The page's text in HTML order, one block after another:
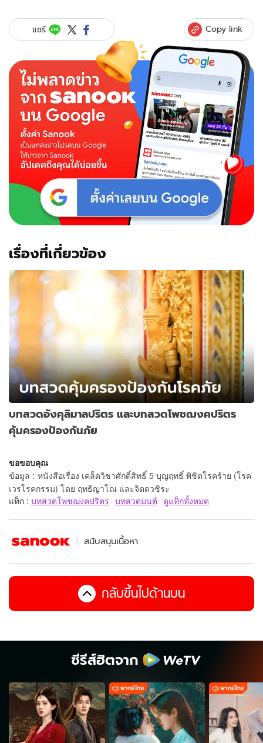
แชร์ Copy link
เรื่องที่เกี่ยวข้อง
บทสวดอังคุลิมาลปริตร และบทสวดโพชฌงคปริตร
คุ้มครองป้องกันภัย
ขอขอบคุณ
ข้อมูล : หนังสือเรื่อง เคล็ดวิชาศักดิ์สิทธิ์ 5 บุญฤทธิ์ พิชิตโรคร้าย (โรค
เวรโรคกรรม) โดย ฤทธิญาโณ และจิตตวชิระ
แท็ก : บทสวดโพชฌงคปริตร บทสวดมนต์ ดูแท็กทั้งหมด
สนับสนุนเนื้อหา
กลับขึ้นไปด้านบน
ซีรีส์ฮิตจาก